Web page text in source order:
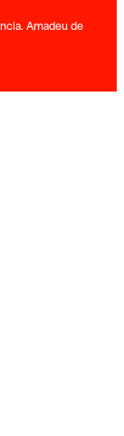
Amadeu de